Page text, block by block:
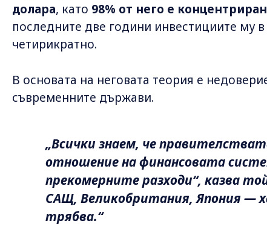
долара, като 98% от него е
последните две години инвестициите му
четирикратно.
В основата на неговата теория е
съвременните държави.
„Всички знаем, че
отношение на финансовата
прекомерните разходи“, казва
САЩ, Великобритания, Япония —
трябва.“